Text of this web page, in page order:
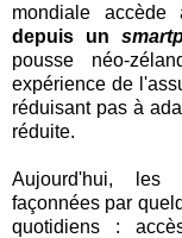
mondiale accède
depuis un
pousse néo-
expérience de
réduisant pas à
réduite.
Aujourd'hui, les
façonnées par
quotidiens :